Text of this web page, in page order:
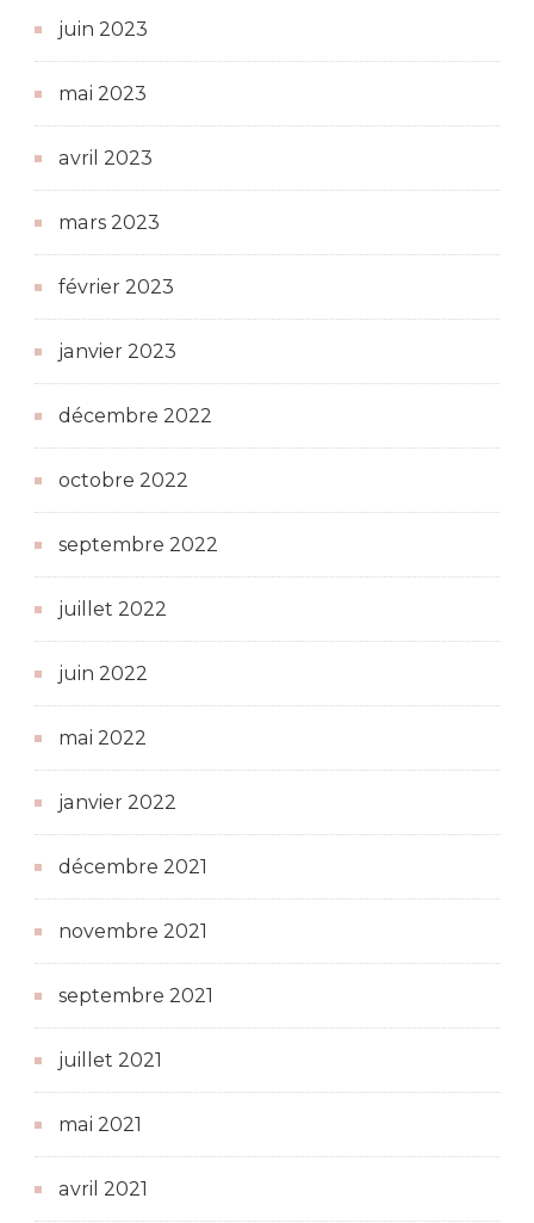
juin 2023
mai 2023
avril 2023
mars 2023
février 2023
janvier 2023
décembre 2022
octobre 2022
septembre 2022
juillet 2022
juin 2022
mai 2022
janvier 2022
décembre 2021
novembre 2021
septembre 2021
juillet 2021
mai 2021
avril 2021